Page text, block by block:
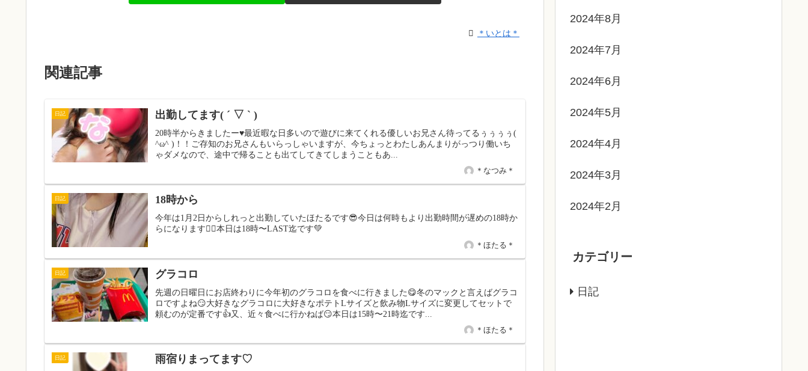
＊いとは＊
関連記事
日記 出勤してます( ´ ▽ ` )
20時半からきましたー♥︎最近暇な日多いので遊びに来てくれる優しいお兄さん待ってるぅぅぅぅ(
^ω^ )！！ご存知のお兄さんもいらっしゃいますが、今ちょっとわたしあんまりがっつり働いち
ゃダメなので、途中で帰ることも出てしてきてしまうこともあ...
＊なつみ＊
日記 18時から
今年は1月2日からしれっと出勤していたほたるです😎今日は何時もより出勤時間が遅めの18時か
らになります🙇‍♀️本日は18時〜LAST迄です💚
＊ほたる＊
日記 グラコロ
先週の日曜日にお店終わりに今年初のグラコロを食べに行きました😋冬のマックと言えばグラコ
ロですよね😏大好きなグラコロに大好きなポテトLサイズと飲み物Lサイズに変更してセットで
頼むのが定番です👍又、近々食べに行かねば😏本日は15時〜21時迄です...
＊ほたる＊
日記 雨宿りまってます♡
2024年8月
2024年7月
2024年6月
2024年5月
2024年4月
2024年3月
2024年2月
カテゴリー
日記